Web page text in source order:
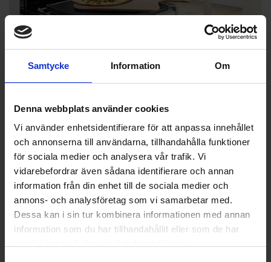
Samtycke Information Om
Denna webbplats använder cookies
Vi använder enhetsidentifierare för att anpassa innehållet
och annonserna till användarna, tillhandahålla funktioner
för sociala medier och analysera vår trafik. Vi
vidarebefordrar även sådana identifierare och annan
information från din enhet till de sociala medier och
annons- och analysföretag som vi samarbetar med.
Dessa kan i sin tur kombinera informationen med annan
information som du har tillhandahållit eller som de har
Upptäck matlagning med varmluft
Snabbare och mer smak med Circo Therm®
Tiollaga flera rätter samtidigt i ugnen utan att smaker blandas
med Circo Therm®. Den jämna värmefördelningen gör att du når
önskad temperatur snabbare, vilket ger en saftigare smak på
kortare tid.
Vad gör Bosch speciellt?